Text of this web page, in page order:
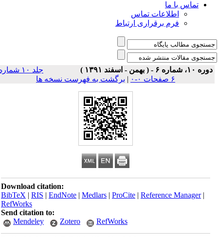
تماس با ما
اطلاعات تماس
فرم برقراری ارتباط
دوره ۱۰، شماره ۶ - ( بهمن - اسفند ۱۳۹۱ )
جلد ۱۰ شماره
| برگشت به فهرست نسخه ها
Download citation:
BibTeX|RIS|EndNote|Medlars|ProCite|Reference Manager
RefWorks
Send citation to:
Mendeley
Zotero RefWorks